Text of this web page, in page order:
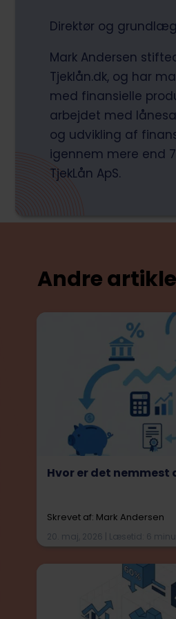
Direktør og
Mark Andersen
Tjeklån.dk, og har
med finansielle
arbejdet med
og udvikling af
igennem mere end
TjekLån ApS.
Andre
Hvor er det nemmest
Skrevet af: Mark Andersen
20. maj, 2026 | Læsetid: 6